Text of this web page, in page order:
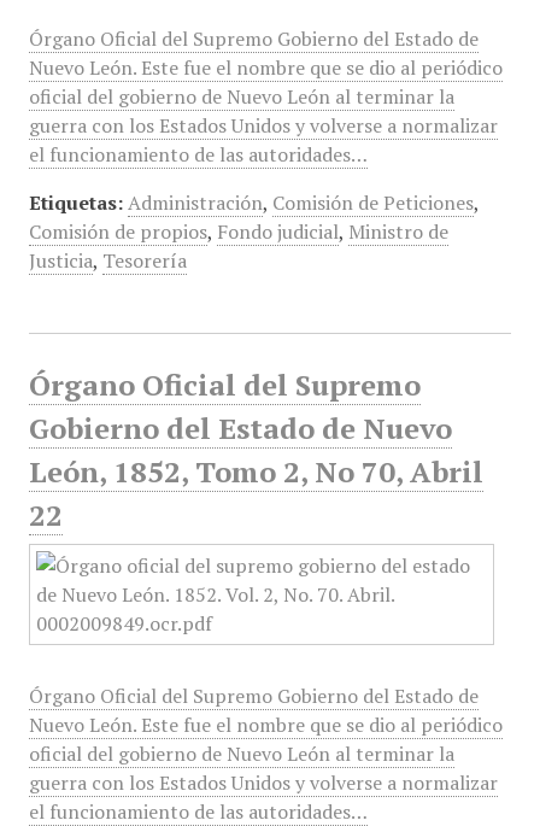
Órgano Oficial del Supremo Gobierno del Estado de
Nuevo León. Este fue el nombre que se dio al periódico
oficial del gobierno de Nuevo León al terminar la
guerra con los Estados Unidos y volverse a normalizar
el funcionamiento de las autoridades…
Etiquetas: Administración, Comisión de Peticiones,
Comisión de propios, Fondo judicial, Ministro de
Justicia, Tesorería
Órgano Oficial del Supremo
Gobierno del Estado de Nuevo
León, 1852, Tomo 2, No 70, Abril
22
Órgano Oficial del Supremo Gobierno del Estado de
Nuevo León. Este fue el nombre que se dio al periódico
oficial del gobierno de Nuevo León al terminar la
guerra con los Estados Unidos y volverse a normalizar
el funcionamiento de las autoridades…